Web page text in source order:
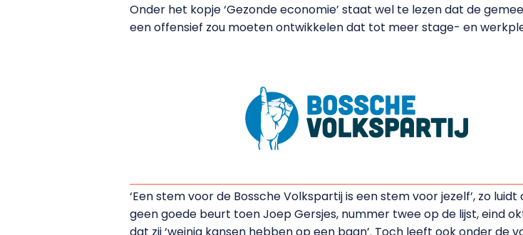
Onder het kopje ‘Gezonde economie’ staat wel te lezen dat de
een offensief zou moeten ontwikkelen dat tot meer stage- en
‘Een stem voor de Bossche Volkspartij is een stem voor jezelf’, zo
geen goede beurt toen Joep Gersjes, nummer twee op de lijst, eind
dat zij ‘weinig kansen hebben op een baan’. Toch leeft ook onder de